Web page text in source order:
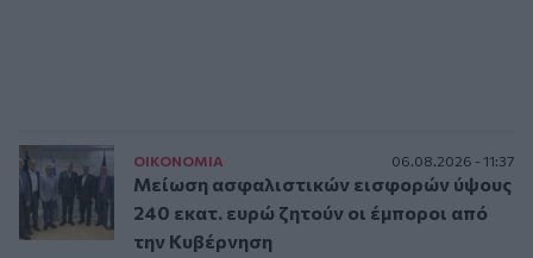
ΟΙΚΟΝΟΜΙΑ 06.08.2026 - 11:37
Μείωση ασφαλιστικών εισφορών ύψους
240 εκατ. ευρώ ζητούν οι έμποροι από
την Κυβέρνηση